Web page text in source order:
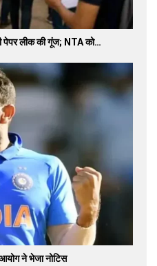
पेपर लीक की गूंज; NTA को…
ने भेजा नोटिस